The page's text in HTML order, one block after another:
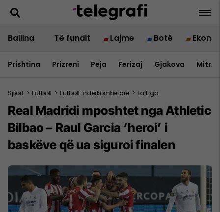
Ballina Të fundit Lajme Botë
Prishtina Prizreni Peja Ferizaj Gjakova
Sport > Futboll > Futboll-nderkombetare > La Liga
Real Madridi mposhtet nga Athletic
Bilbao – Raul Garcia ‘heroi’ i
baskëve që ua siguroi finalen